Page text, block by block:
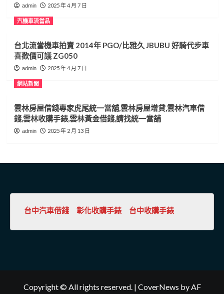
admin 2025 年 4 月 7 日
汽機車流當品
台北流當機車拍賣 2014年 PGO/比雅久 JBUBU 好騎代步車
喜歡價可議 ZG050
admin 2025 年 4 月 7 日
網站新聞
雲林房屋借錢專家虎尾統一當舖,雲林房屋增貸,雲林汽車借
錢,雲林收購手錶,雲林黃金借錢,請找統一當舖
admin 2025 年 2 月 13 日
台中汽車借錢 彰化收購手錶 台中收購手錶
Copyright © All rights reserved. | CoverNews by AF